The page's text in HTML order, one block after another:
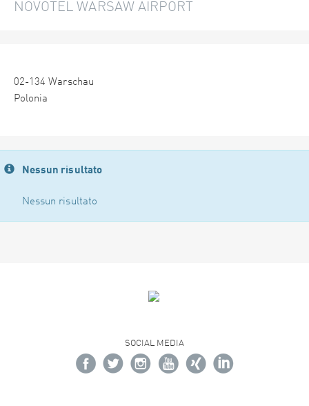
NOVOTEL WARSAW AIRPORT
02-134 Warschau
Polonia
Nessun risultato
Nessun risultato
SOCIAL MEDIA